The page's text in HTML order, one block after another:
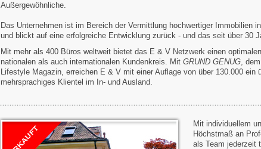
Außergewöhnliche.
Das Unternehmen ist im Bereich der Vermittlung hochwertiger Immobilien
und blickt auf eine erfolgreiche Entwicklung zurück - und das seit über 30
Mit mehr als 400 Büros weltweit bietet das E & V Netzwerk einen
nationalen als auch internationalen Kundenkreis. Mit GRUND GENUG,
Lifestyle Magazin, erreichen E & V mit einer Auflage von über 130.000 ein
mehrsprachiges Klientel im In- und Ausland.
Mit individuellem
Höchstmaß an
als Team jederzeit